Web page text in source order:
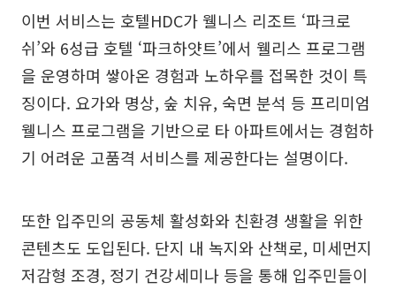
이번 서비스는 호텔HDC가 웰니스 리조트 ‘파크로
쉬’와 6성급 호텔 ‘파크하얏트’에서 웰리스 프로그램
을 운영하며 쌓아온 경험과 노하우를 접목한 것이 특
징이다. 요가와 명상, 숲 치유, 숙면 분석 등 프리미엄
웰니스 프로그램을 기반으로 타 아파트에서는 경험하
기 어려운 고품격 서비스를 제공한다는 설명이다.
또한 입주민의 공동체 활성화와 친환경 생활을 위한
콘텐츠도 도입된다. 단지 내 녹지와 산책로, 미세먼지
저감형 조경, 정기 건강세미나 등을 통해 입주민들이